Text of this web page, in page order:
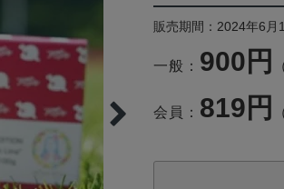
販売期間：2024年6
一般： 900円
会員： 819円